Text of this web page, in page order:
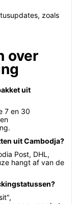
zoals
over
uit
7 en 30
uit Cambodja?
Post, DHL,
hangt af van de